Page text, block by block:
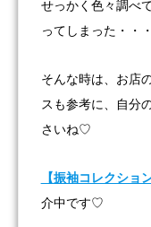
せっかく色々調べ
ってしまった・・・
そんな時は、お店
スも参考に、自分
さいね♡
【振袖コレクション
介中です♡